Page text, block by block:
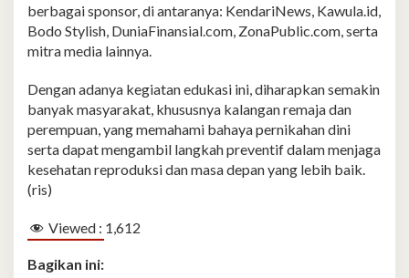
berbagai sponsor, di antaranya: KendariNews, Kawula.id,
Bodo Stylish, DuniaFinansial.com, ZonaPublic.com, serta
mitra media lainnya.
Dengan adanya kegiatan edukasi ini, diharapkan semakin
banyak masyarakat, khususnya kalangan remaja dan
perempuan, yang memahami bahaya pernikahan dini
serta dapat mengambil langkah preventif dalam menjaga
kesehatan reproduksi dan masa depan yang lebih baik.
(ris)
Viewed : 1,612
Bagikan ini: